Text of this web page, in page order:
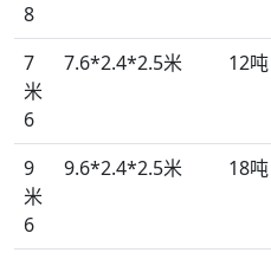
8
7
米
6
7.6*2.4*2.5米 12吨
9
米
6
9.6*2.4*2.5米 18吨